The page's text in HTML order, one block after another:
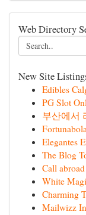
Web Directory
New Site
Edibles
PG Slot
부산에서
Elegantes
The Blog
Call
White
Charming
Mailwizz